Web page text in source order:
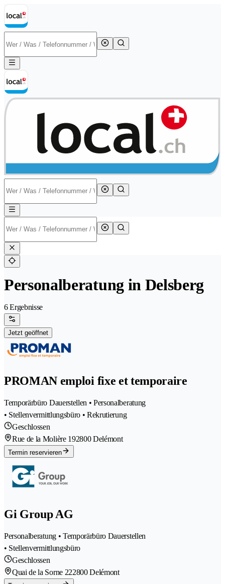
Personalberatung in Delsberg
6 Ergebnisse
Jetzt geöffnet
PROMAN emploi fixe et temporaire
Temporärbüro Dauerstellen • Personalberatung
• Stellenvermittlungsbüro • Rekrutierung
Geschlossen
Rue de la Molière 192800 Delémont
Termin reservieren
Gi Group AG
Personalberatung • Temporärbüro Dauerstellen
• Stellenvermittlungsbüro
Geschlossen
Quai de la Sorne 222800 Delémont